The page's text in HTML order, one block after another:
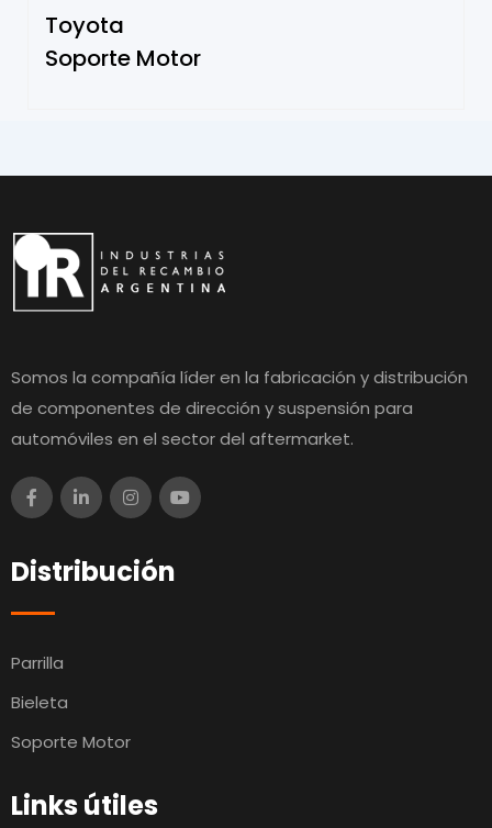
Toyota
Soporte Motor
Somos la compañía líder en la fabricación y distribución
de componentes de dirección y suspensión para
automóviles en el sector del aftermarket.
Distribución
Parrilla
Bieleta
Soporte Motor
Links útiles